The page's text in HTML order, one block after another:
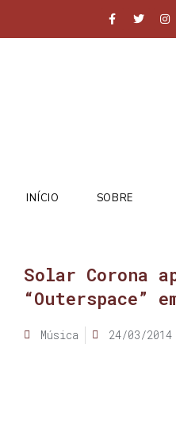
INÍCIO SOBRE
Solar Corona
“Outerspace”
Música 24/03/2014